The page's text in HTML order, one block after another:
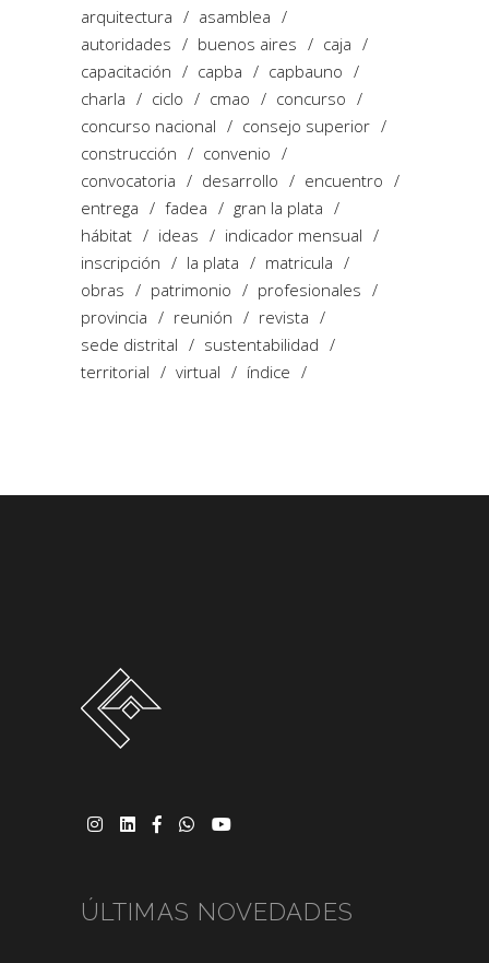
arquitectura
asamblea
autoridades
buenos aires
caja
capacitación
capba
capbauno
charla
ciclo cmao
concurso
concurso nacional
consejo superior
construcción
convenio
convocatoria
desarrollo
encuentro
entrega
fadea
gran la plata
hábitat
ideas
indicador mensual
inscripción
la plata
matricula
obras
patrimonio
profesionales
provincia
reunión
revista
sede distrital
sustentabilidad
territorial
virtual índice
ÚLTIMAS NOVEDADES